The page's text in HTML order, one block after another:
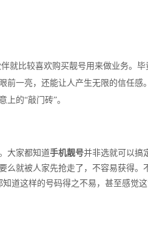
就比较喜欢购买靓号用来做业务。
前一亮，还能让人产生无限的信任感
的“敲门砖”。
大家都知道手机靓号并非选就可以搞
就被人家先抢走了，不容易获得。
道这样的号码得之不易，甚至感觉